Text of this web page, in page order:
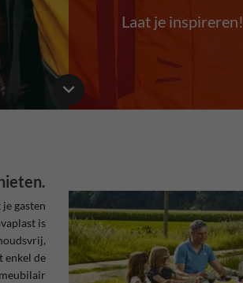
Laat je inspireren!
gasten
is
enkel de